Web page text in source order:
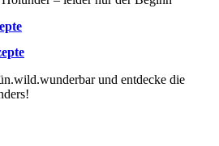
und entdecke die